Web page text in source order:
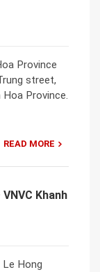
Province
street,
Hoa Province.
READ MORE
Khanh
Le Hong